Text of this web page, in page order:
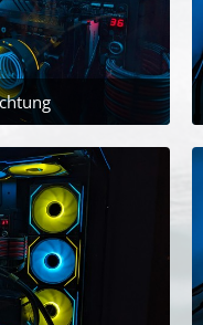
2024 um 21:08